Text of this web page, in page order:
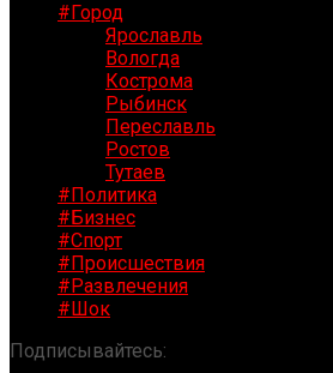
#Город
Ярославль
Вологда
Кострома
Рыбинск
Переславль
Ростов
Тутаев
#Политика
#Бизнес
#Спорт
#Происшествия
#Развлечения
#Шок
Подписывайтесь: